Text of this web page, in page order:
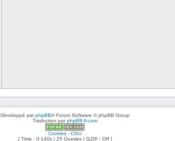
Développé parphpBB® Forum Software © phpBB Group
Traduction parphpBB-fr.com
Cookies - CGU
[ Time : 0.140s | 25 Queries | GZIP : Off ]